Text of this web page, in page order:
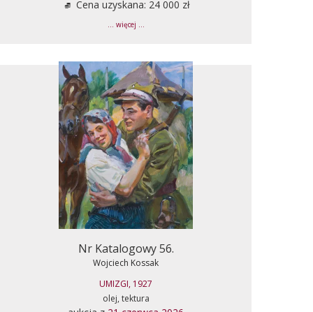
Cena uzyskana: 24 000 zł
... więcej ...
Nr Katalogowy 56.
Wojciech Kossak
UMIZGI, 1927
olej, tektura